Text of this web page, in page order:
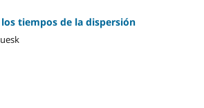
tiempos de la dispersión